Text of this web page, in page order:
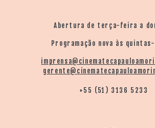
Abertura de terça-feira a
Programação nova às
+55 (51) 3136 5233